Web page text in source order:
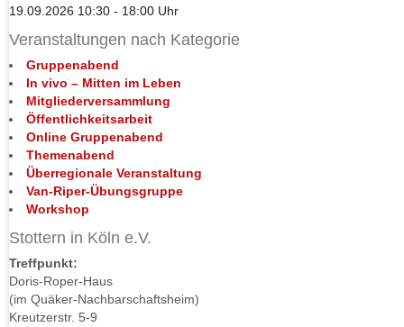
19.09.2026 10:30 - 18:00 Uhr
Veranstaltungen nach Kategorie
Gruppenabend
In vivo – Mitten im Leben
Mitgliederversammlung
Öffentlichkeitsarbeit
Online Gruppenabend
Themenabend
Überregionale Veranstaltung
Van-Riper-Übungsgruppe
Workshop
Stottern in Köln e.V.
Treffpunkt:
Doris-Roper-Haus
(im Quäker-Nachbarschaftsheim)
Kreutzerstr. 5-9